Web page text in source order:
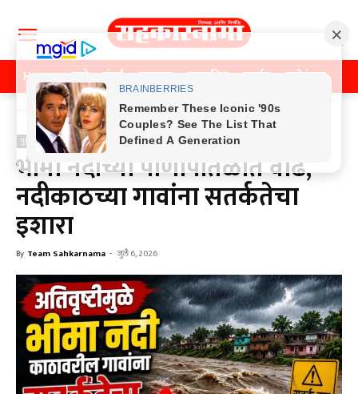
Home पुणे मुंबई महाराष्ट्र राजकीय क्राईम मनोरंजन
Home पुणे
पुणे
भीमा नदीच्या पाणीपातळीत वाढ,
नदीकाठच्या गावांना सतर्कतेचा
इशारा
By Team Sahkarnama - जुलै 6, 2026